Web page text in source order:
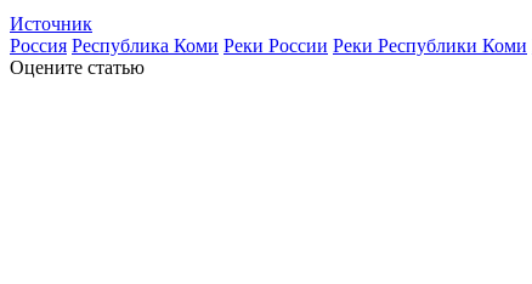
Источник
Россия Республика Коми Реки России Реки Республики Коми
Оцените статью